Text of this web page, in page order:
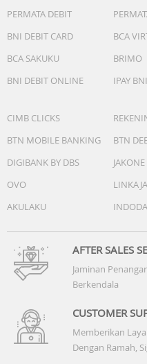
PERMATA DEBIT
BNI DEBIT CARD
BCA
BCA SAKUKU
BRIMO
BNI DEBIT ONLINE
IPAY BNI
CIMB CLICKS
BTN MOBILE BANKING
BTN
DIGIBANK BY DBS
OVO
LINKAJA
AKULAKU
AFTER SALES
Jaminan
Berkendala
CUSTOMER
Memberikan
Dengan Ramah,